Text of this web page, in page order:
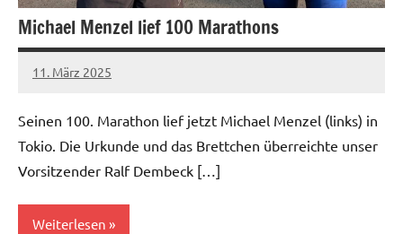
Michael Menzel lief 100 Marathons
11. März 2025
admin
Keine
Seinen 100. Marathon lief jetzt Michael Menzel (links) in
Tokio. Die Urkunde und das Brettchen überreichte unser
Vorsitzender Ralf Dembeck […]
Weiterlesen